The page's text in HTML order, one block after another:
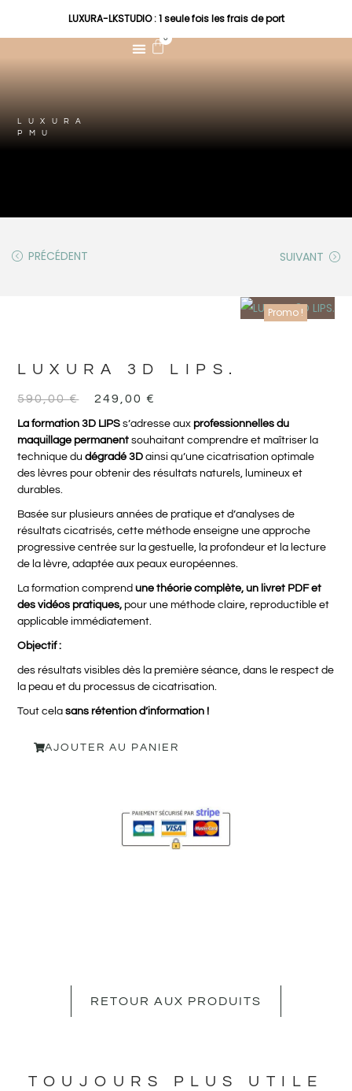
LUXURA-LKSTUDIO : 1 seule fois les frais de port
LUXURA
PMU
0
PRÉCÉDENT SUIVANT
LUXURA 3D LIPS.
590,00€ 249,00€
La formation 3D LIPS s’adresse auxprofessionnelles du
maquillage permanent souhaitant comprendre et maîtriser la
technique dudégradé 3D ainsi qu’une cicatrisation optimale
des lèvres pour obtenir des résultats naturels, lumineux et
durables.
Basée sur plusieurs années de pratique et d’analyses de
résultats cicatrisés, cette méthode enseigne une approche
progressive centrée sur la gestuelle, la profondeur et la lecture
de la lèvre, adaptée aux peaux européennes.
La formation comprendune théorie complète, un livret PDF et
des vidéos pratiques, pour une méthode claire, reproductible et
applicable immédiatement.
Objectif :
des résultats visibles dès la première séance, dans le respect de
la peau et du processus de cicatrisation.
Tout celasans rétention d’information !
AJOUTER AU PANIER
Promo !
RETOUR AUX PRODUITS
TOUJOURS PLUS UTILE